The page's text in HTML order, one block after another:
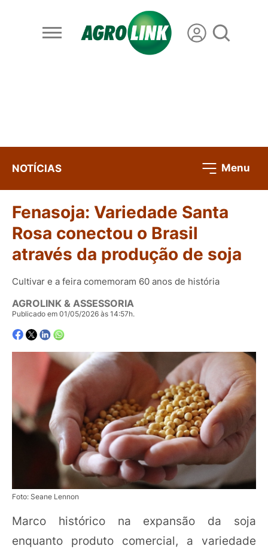
NOTÍCIAS Menu
Fenasoja: Variedade Santa
Rosa conectou o Brasil
através da produção de soja
Cultivar e a feira comemoram 60 anos de história
AGROLINK & ASSESSORIA
Publicado em 01/05/2026 às 14:57h.
Foto: Seane Lennon
Marco histórico na expansão da soja
enquanto produto comercial, a variedade